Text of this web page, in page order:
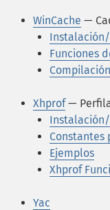
WinCache —
Funciones
Xhprof—
Constantes
Ejemplos
Xhprof
Yac